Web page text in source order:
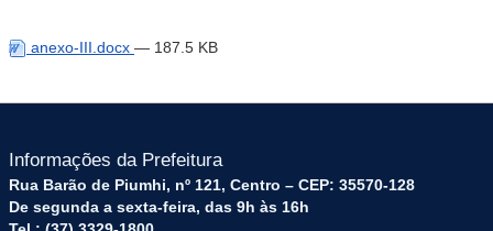
anexo-III.docx — 187.5 KB
Informações da Prefeitura
Rua Barão de Piumhi, nº 121, Centro – CEP: 35570-128
De segunda a sexta-feira, das 9h às 16h